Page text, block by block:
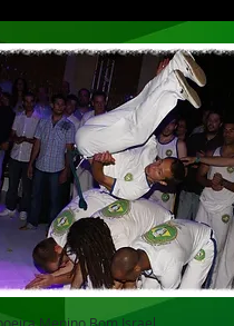
Menino Bom Israel